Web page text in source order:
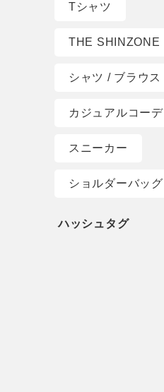
Tシャツ
THE SHINZONE
シャツ / ブラウス
カジュアルコーデ
スニーカー
ショルダーバッグ